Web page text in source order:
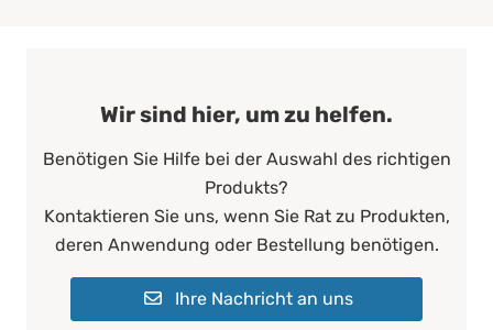
Wir sind hier, um zu helfen.
Benötigen Sie Hilfe bei der Auswahl des richtigen
Produkts?
Kontaktieren Sie uns, wenn Sie Rat zu Produkten,
deren Anwendung oder Bestellung benötigen.
Ihre Nachricht an uns